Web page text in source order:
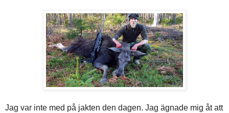
Jag var inte med på jakten den dagen. Jag ägnade mig åt att